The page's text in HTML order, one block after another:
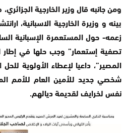
ومن جانبه قال وزير الخارجية
بينه و وزيرة الخارجية الاسبانية،
زعمه- حول المستعمرة الإسبانية
تصفية إستعمار” وجب حلها في إطار
المصير”، داعيا لإعطاء الأولوية
شخصي جديد للأمين العام للأمم
نفس لخرايف لقديمة ديالهم.